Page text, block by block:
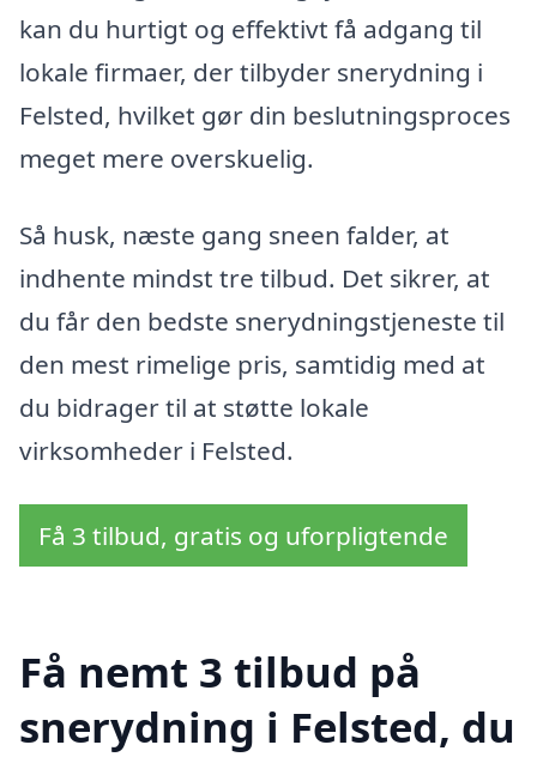
kan du hurtigt og effektivt få adgang til
lokale firmaer, der tilbyder snerydning i
Felsted, hvilket gør din beslutningsproces
meget mere overskuelig.
Så husk, næste gang sneen falder, at
indhente mindst tre tilbud. Det sikrer, at
du får den bedste snerydningstjeneste til
den mest rimelige pris, samtidig med at
du bidrager til at støtte lokale
virksomheder i Felsted.
Få 3 tilbud, gratis og uforpligtende
Få nemt 3 tilbud på
snerydning i Felsted, du